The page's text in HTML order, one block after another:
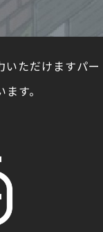
いただけますパ
す。